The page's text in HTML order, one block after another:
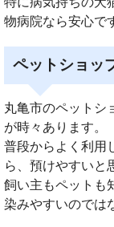
物病院なら安心で
ペットショッ
丸亀市のペットシ
が時々あります。
普段からよく利用
ら、預けやすいと
飼い主もペットも
染みやすいのでは